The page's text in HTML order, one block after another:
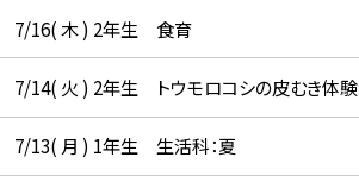
7/16( 木 ) 2年生 食育
7/14( 火 ) 2年生 トウモロコシの皮むき体験
7/13( 月 ) 1年生 生活科：夏